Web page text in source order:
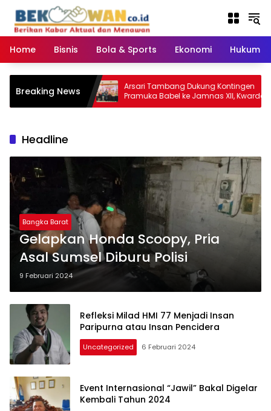
konten
Home
Bisnis Bola & Sports Ekonomi Hukum
Breaking News
Kejari
Arsari Tambang Dukung Kontingen
Pramuka Babel ke Jamnas XII, Kwarda:
Sinergi Cetak Generasi Berkarakter
Headline
Bangka Barat
Gelapkan Honda Scoopy, Pria
Asal Sumsel Diburu Polisi
9 Februari 2024
Refleksi Milad HMI 77 Menjadi Insan
Paripurna atau Insan Pencidera
Uncategorized 6 Februari 2024
Event Internasional “Jawil” Bakal Digelar
Kembali Tahun 2024